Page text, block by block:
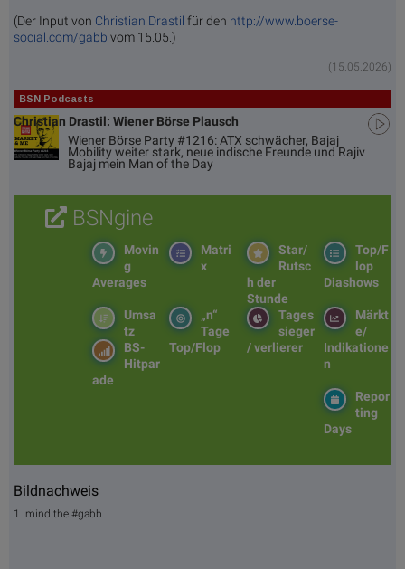
(Der Input von Christian Drastil für den http://www.boerse-
social.com/gabb vom 15.05.)
(15.05.2026)
BSN Podcasts
Christian Drastil: Wiener Börse Plausch
Wiener Börse Party #1216: ATX schwächer, Bajaj
Mobility weiter stark, neue indische Freunde und Rajiv
Bajaj mein Man of the Day
BSNgine
Top/F
lop
Diashows
Star/
Rutsc
h der
Stunde
Matri
x
Movin
g
Averages
Märkt
e/
Indikatione
n
Tages
sieger
/ verlierer
„n“
Tage
Top/Flop
Umsa
tz
BS-
Hitpar
ade
Repor
ting
Days
Bildnachweis
1. mind the #gabb